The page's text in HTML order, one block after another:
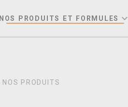
NOS PRODUITS ET FORMULES expand_more
NOS PRODUITS